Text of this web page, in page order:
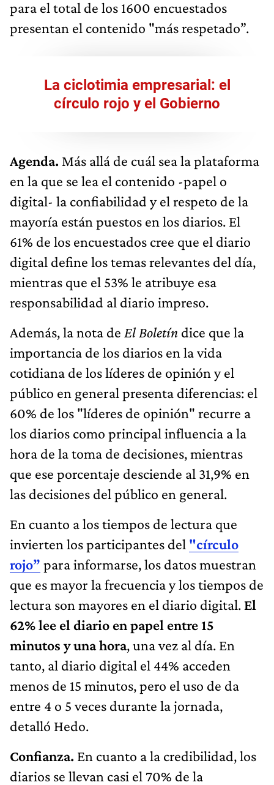
para el total de los 1600 encuestados
presentan el contenido "más respetado”.
La ciclotimia empresarial: el
círculo rojo y el Gobierno
Agenda. Más allá de cuál sea la plataforma
en la que se lea el contenido -papel o
digital- la confiabilidad y el respeto de la
mayoría están puestos en los diarios. El
61% de los encuestados cree que el diario
digital define los temas relevantes del día,
mientras que el 53% le atribuye esa
responsabilidad al diario impreso.
Además, la nota de El Boletín dice que la
importancia de los diarios en la vida
cotidiana de los líderes de opinión y el
público en general presenta diferencias: el
60% de los "líderes de opinión" recurre a
los diarios como principal influencia a la
hora de la toma de decisiones, mientras
que ese porcentaje desciende al 31,9% en
las decisiones del público en general.
En cuanto a los tiempos de lectura que
invierten los participantes del "círculo
rojo” para informarse, los datos muestran
que es mayor la frecuencia y los tiempos de
lectura son mayores en el diario digital. El
62% lee el diario en papel entre 15
minutos y una hora, una vez al día. En
tanto, al diario digital el 44% acceden
menos de 15 minutos, pero el uso de da
entre 4 o 5 veces durante la jornada,
detalló Hedo.
Confianza. En cuanto a la credibilidad, los
diarios se llevan casi el 70% de la